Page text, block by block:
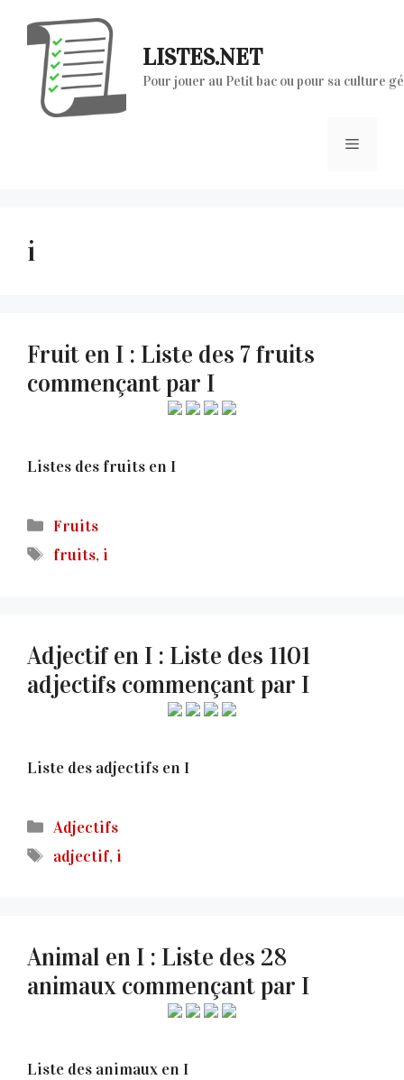
contenu
LISTES.NET
Pour jouer au Petit bac ou pour sa culture
Menu
i
Fruit en I : Liste des 7 fruits
commençant par I
Listes des fruits en I
Catégories
Fruits
Étiquettes
fruits, i
Adjectif en I : Liste des 1101
adjectifs commençant par I
Liste des adjectifs en I
Catégories
Adjectifs
Étiquettes
adjectif, i
Animal en I : Liste des 28
animaux commençant par I
Liste des animaux en I